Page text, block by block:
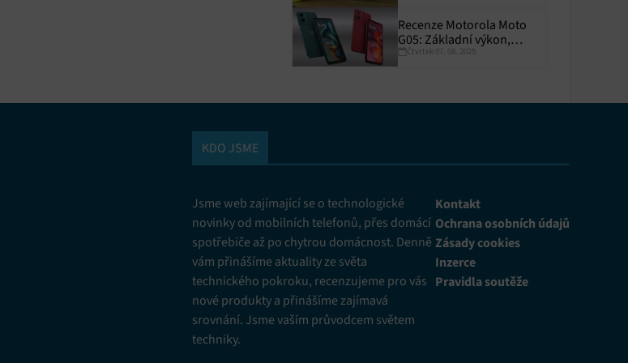
Recenze Motorola Moto
G05: Základní výkon,
skvělá výdrž
Čtvrtek 07. 08. 2025
KDO JSME
Jsme web zajímající se o technologické
novinky od mobilních telefonů, přes domácí
spotřebiče až po chytrou domácnost. Denně
vám přinášíme aktuality ze světa
technického pokroku, recenzujeme pro vás
nové produkty a přinášíme zajímavá
srovnání. Jsme vaším průvodcem světem
techniky.
Kontakt
Ochrana osobních údajů
Zásady cookies
Inzerce
Pravidla soutěže